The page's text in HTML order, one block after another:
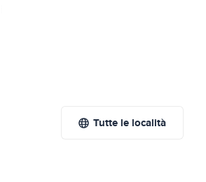
Tutte le località